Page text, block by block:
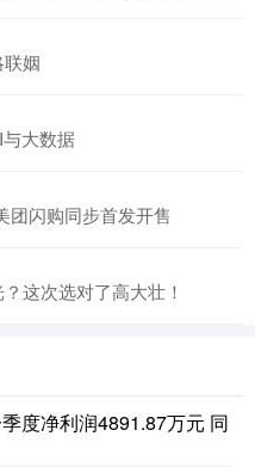
姻
大数据
团闪购同步首发开售
这次选对了高大壮！
度净利润4891.87万元 同